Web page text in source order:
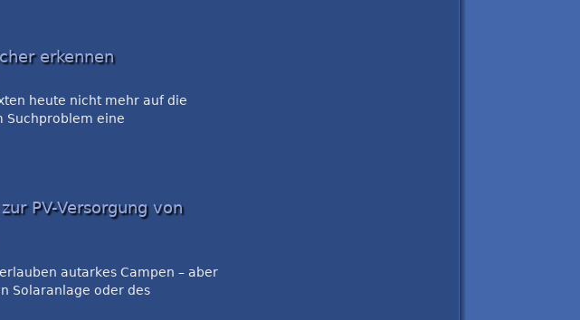
erkennen
heute nicht mehr auf die
Suchproblem eine
PV-Versorgung von
autarkes Campen – aber
Solaranlage oder des